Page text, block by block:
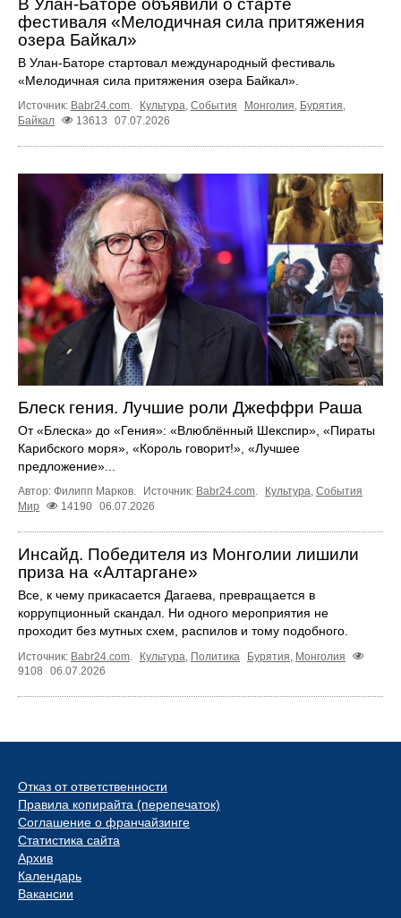
В Улан-Баторе объявили о старте
фестиваля «Мелодичная сила притяжения
озера Байкал»
В Улан-Баторе стартовал международный фестиваль
«Мелодичная сила притяжения озера Байкал».
Источник: Babr24.com. Культура, События Монголия, Бурятия,
Байкал
13613 07.07.2026
Блеск гения. Лучшие роли Джеффри Раша
От «Блеска» до «Гения»: «Влюблённый Шекспир», «Пираты
Карибского моря», «Король говорит!», «Лучшее
предложение»...
Автор: Филипп Марков. Источник: Babr24.com Культура События
Мир
14190 06.07.2026
Инсайд. Победителя из Монголии лишили
приза на «Алтаргане»
Все, к чему прикасается Дагаева, превращается в
коррупционный скандал. Ни одного мероприятия не
проходит без мутных схем, распилов и тому подобного.
Источник: Babr24.com. Культура, Политика Бурятия, Монголия
9108
06.07.2026
Отказ от ответственности
Правила копирайта (перепечаток)
Соглашение о франчайзинге
Статистика сайта
Архив
Календарь
Вакансии